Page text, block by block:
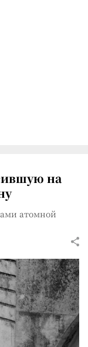
на
атомной